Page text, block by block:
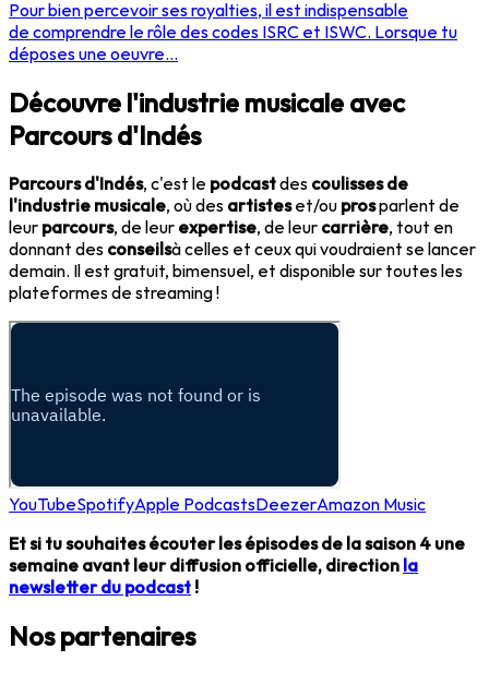
Pour bien percevoir ses royalties, il est indispensable
de comprendre le rôle des codes ISRC et ISWC. Lorsque tu
déposes une oeuvre...
Découvre l'industrie musicale avec
Parcours d'Indés
Parcours d'Indés, c'est le podcastdes coulisses de
l'industrie musicale, où des artisteset/ou prosparlent de
leur parcours, de leur expertise, de leur carrière, tout en
donnant des conseilsà celles et ceux qui voudraient se lancer
demain. Il est gratuit, bimensuel, et disponible sur toutes les
plateformes de streaming !
YouTubeSpotifyApple PodcastsDeezerAmazon Music
Et si tu souhaites écouter les épisodes de la saison 4 une
semaine avant leur diffusion officielle, direction la
newsletter du podcast !
Nos partenaires